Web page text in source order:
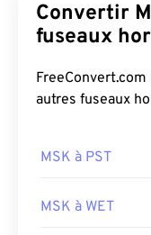
Convertir
fuseaux
autres fuseaux
MSK à PST
MSK à WET